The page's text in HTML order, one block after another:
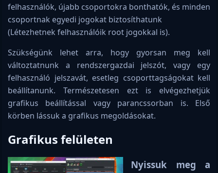
felhasználók, újabb csoportokra bonthatók, és minden
csoportnak egyedi jogokat biztosíthatunk
(Létezhetnek felhasználóik root jogokkal is).
Szükségünk lehet arra, hogy gyorsan meg kell
változtatnunk a rendszergazdai jelszót, vagy egy
felhasználó jelszavát, esetleg csoporttagságokat kell
beállítanunk. Természetesen ezt is elvégezhetjük
grafikus beállítással vagy parancssorban is. Első
körben lássuk a grafikus megoldásokat.
Grafikus felületen
Nyissuk meg a